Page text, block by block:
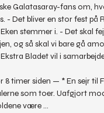
Galatasaray-fans om,
- Det bliver en stor fest på
stemmer i. - Det skal
og så skal vi bare gå
Bladet vil i
8 timer siden — * En sejr til
som toer. Uafgjort
være ...